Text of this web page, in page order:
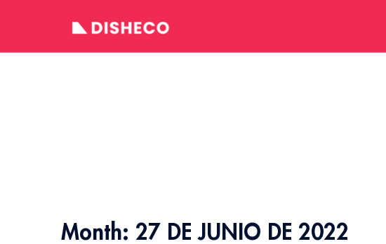
Month: 27 DE JUNIO DE 2022